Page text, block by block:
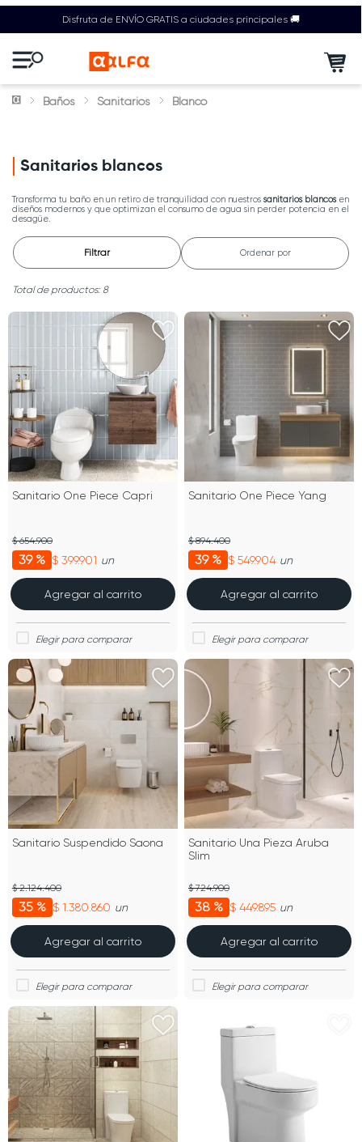
Disfruta de ENVÍO GRATIS a ciudades principales 🚚
Baños Sanitarios Blanco
Sanitarios blancos
Transforma tu baño en un retiro de tranquilidad con nuestros sanitarios blancosen
diseños modernos y que optimizan el consumo de agua sin perder potencia en el
desagüe.
Filtrar Ordenar por
8
Sanitario One Piece Capri
39 % $ 399.901
$ 654.900
un
Agregar al carrito
Sanitario One Piece Yang
39 % $ 549.904
$ 894.400
un
Agregar al carrito
Sanitario Suspendido Saona
35 % $ 1.380.860
$ 2.124.400
un
Agregar al carrito
Sanitario Una Pieza Aruba
Slim
38 % $ 449.895
$ 724.900
un
Agregar al carrito